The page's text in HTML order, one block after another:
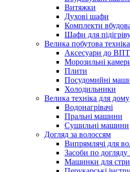
Витяжки
Духові шафи
Комплекти
Шафи для
Велика побутова техніка
Аксесуари до ВПТ
Морозильні
Плити
Посудомийні
Холодильники
Велика техніка для дому
Водонагрівачі
Пральні машини
Сушильні машини
Догляд за волоссям
Випрямлячі для
Засоби по догляду
Машинки для